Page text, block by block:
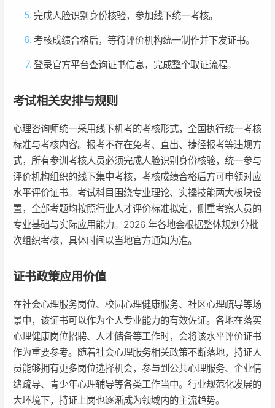
完成人脸识别身份核验，参加线下统一考核。
考核成绩合格后，等待评价机构统一制作并下发证书。
登录官方平台查询证书信息，完成整个取证流程。
考试相关安排与规则
心理咨询师统一采用线下机考的考核形式，全国执行统一考核
标准与考核内容。报考不存在免考、直出、捷径报考等违规方
式，所有参训考核人员必须完成人脸识别身份核验，统一参与
评价机构组织的线下集中考核，考核成绩合格后方可申领对应
水平评价证书。考试科目围绕专业理论、实操技能两大板块设
置，全部考题均按照行业人才评价标准拟定，侧重考察人员的
专业基础与实际应用能力。2026 年各地会根据整体规划分批
次组织考核，具体时间以当地官方通知为准。
证书政策应用价值
在社会心理服务岗位、校园心理健康服务、社区心理疏导等场
景中，该证书可以作为个人专业能力的有效佐证。各地在落实
心理健康岗位招聘、人才储备等工作时，会将该水平评价证书
作为重要参考。随着社会心理服务相关政策不断落地，持证人
员能够拥有更多岗位选择机会，参与到公共心理服务、企业情
绪疏导、青少年心理辅导等各类工作当中。行业规范化发展的
大环境下，持证上岗也逐渐成为领域内的主流趋势。